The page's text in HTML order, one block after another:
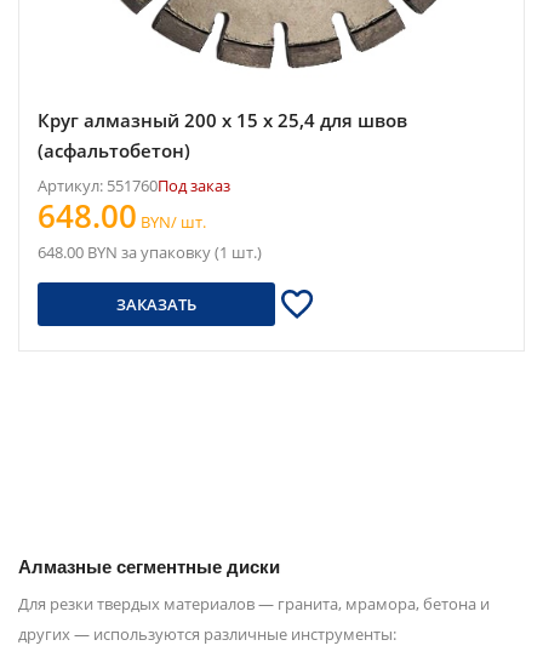
Круг алмазный 200 x 15 x 25,4 для швов
(асфальтобетон)
Артикул: 551760Под заказ
648.00 BYN/ шт.
648.00 BYN за упаковку (1 шт.)
ЗАКАЗАТЬ
Алмазные сегментные диски
Для резки твердых материалов — гранита, мрамора, бетона и
других — используются различные инструменты: